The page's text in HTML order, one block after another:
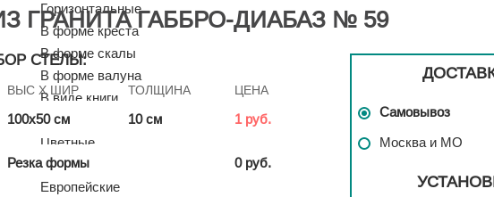
Горизонтальные
В форме креста
В форме скалы
В форме валуна
В виде книги
Двойные
Цветные
Комбинированные
Европейские
ГРАНИТА ГАББРО-ДИАБАЗ № 59
СТЕЛЫ:
ВЫС X ШИР ТОЛЩИНА ЦЕНА
100х50 см 10 см 1 руб.
Резка формы 0 руб.
Самовывоз
Москва и МО